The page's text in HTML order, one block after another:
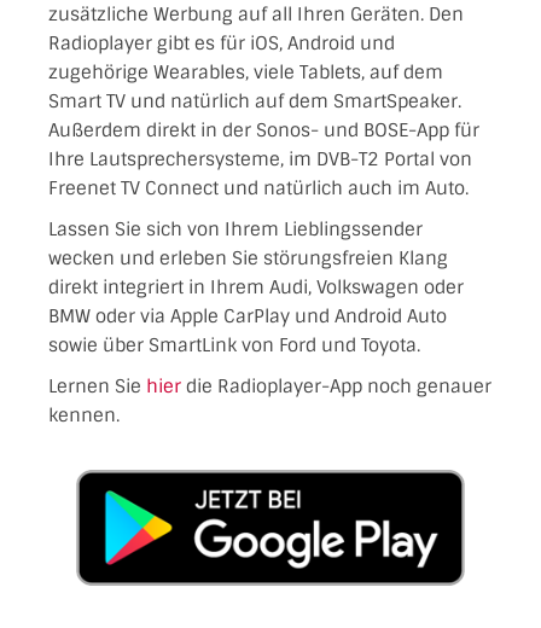
zusätzliche Werbung auf all Ihren Geräten. Den
Radioplayer gibt es für iOS, Android und
zugehörige Wearables, viele Tablets, auf dem
Smart TV und natürlich auf dem SmartSpeaker.
Außerdem direkt in der Sonos- und BOSE-App für
Ihre Lautsprechersysteme, im DVB-T2 Portal von
Freenet TV Connect und natürlich auch im Auto.
Lassen Sie sich von Ihrem Lieblingssender
wecken und erleben Sie störungsfreien Klang
direkt integriert in Ihrem Audi, Volkswagen oder
BMW oder via Apple CarPlay und Android Auto
sowie über SmartLink von Ford und Toyota.
Lernen Sie hier die Radioplayer-App noch genauer
kennen.